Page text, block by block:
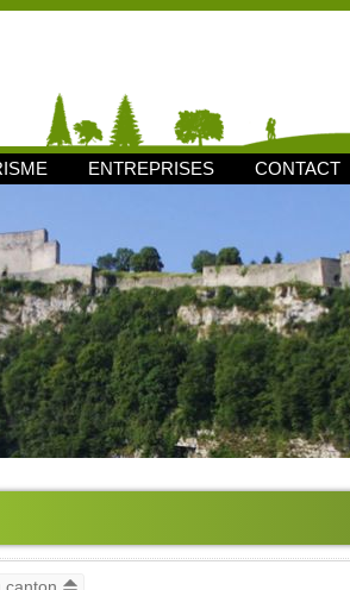
ENTREPRISES CONTACT